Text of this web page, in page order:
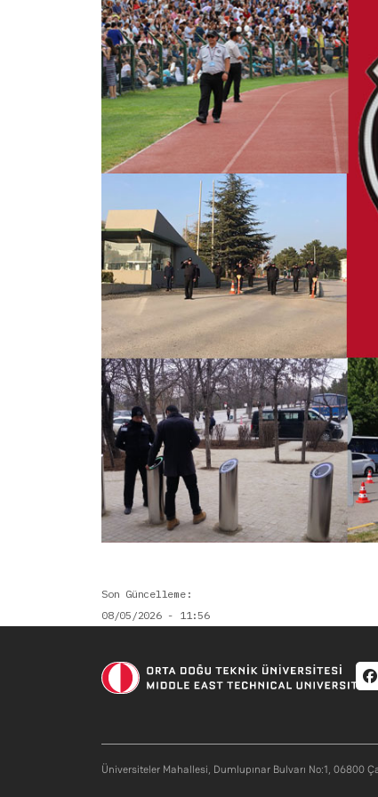
Son Güncelleme
08/05/2026 - 11:56
Üniversiteler Mahallesi, Dumlupınar Bulvarı No:1, 06800